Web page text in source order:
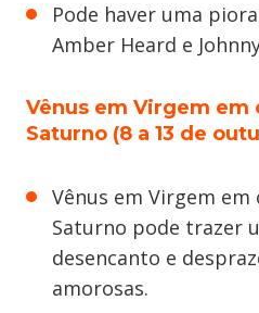
Pode haver uma
Amber Heard e
Vênus em Virgem em
Saturno (8 a 13 de
Vênus em Virgem em
Saturno pode trazer
desencanto e
amorosas.